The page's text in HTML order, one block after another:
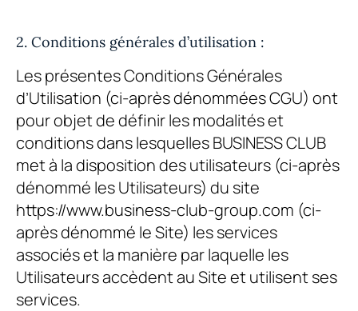
2. Conditions générales d’utilisation :
Les présentes Conditions Générales
d’Utilisation (ci-après dénommées CGU) ont
pour objet de définir les modalités et
conditions dans lesquellesBUSINESS CLUB
met à la disposition des utilisateurs (ci-après
dénommé les Utilisateurs) du site
https://www.business-club-group.com (ci-
après dénommé le Site) les services
associés et la manière par laquelle les
Utilisateurs accèdent au Site et utilisent ses
services.